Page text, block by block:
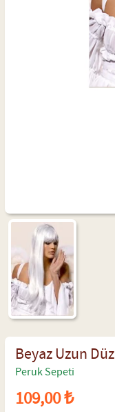
Beyaz Uzun
Peruk Sepeti
109,00 ₺